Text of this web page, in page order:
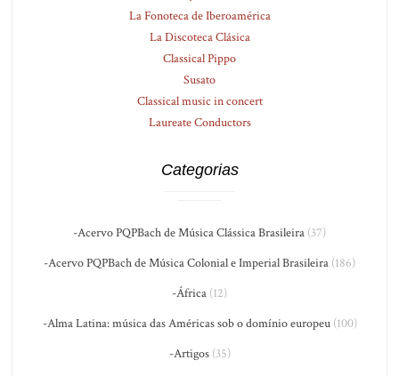
La Fonoteca de Iberoamérica
La Discoteca Clásica
Classical Pippo
Susato
Classical music in concert
Laureate Conductors
Categorias
-Acervo PQPBach de Música Clássica Brasileira (37)
-Acervo PQPBach de Música Colonial e Imperial Brasileira (186)
-África (12)
-Alma Latina: música das Américas sob o domínio europeu(100)
-Artigos(35)